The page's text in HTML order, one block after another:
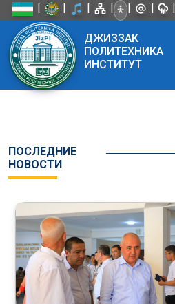
| | | | | | |
ДЖИЗЗАК
ПОЛИТЕХНИКА
ИНСТИТУТ
ПОСЛЕДНИЕ
НОВОСТИ